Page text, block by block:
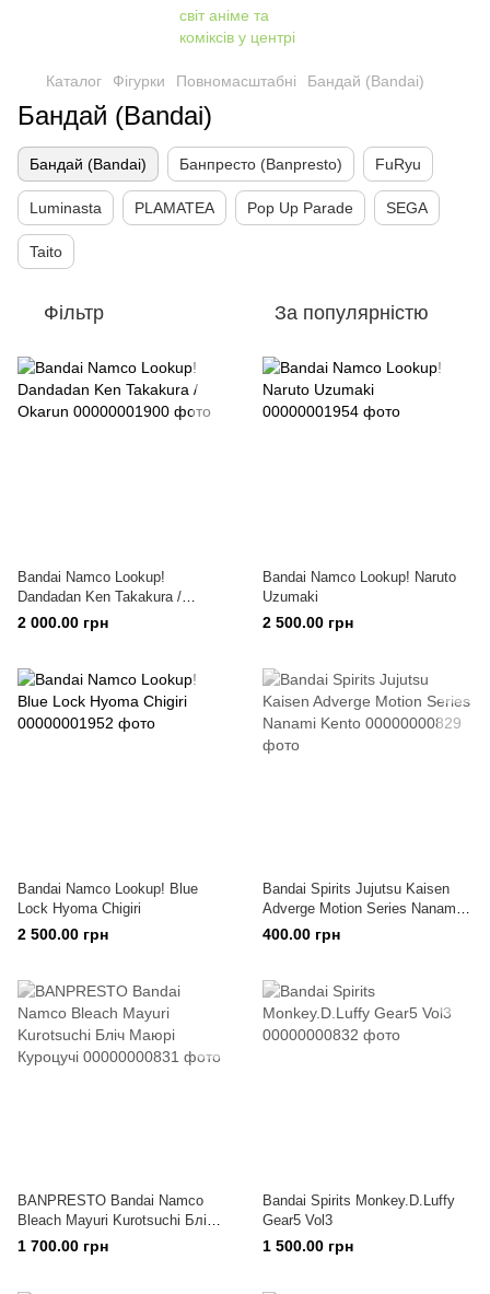
Каталог Фігурки Повномасштабні Бандай (Bandai)
Бандай (Bandai)
Бандай (Bandai) Банпресто (Banpresto) FuRyu
Luminasta PLAMATEA Pop Up Parade SEGA
Taito
Фільтр За популярністю
Bandai Namco Lookup!
Dandadan Ken Takakura /
Okarun
2 000.00 грн
Bandai Namco Lookup! Naruto
Uzumaki
2 500.00 грн
Bandai Namco Lookup! Blue
Lock Hyoma Chigiri
2 500.00 грн
Bandai Spirits Jujutsu Kaisen
Adverge Motion Series Nanami
Kento
400.00 грн
BANPRESTO Bandai Namco
Bleach Mayuri Kurotsuchi Бліч
Маюрі Куроцучі
1 700.00 грн
Bandai Spirits Monkey.D.Luffy
Gear5 Vol3
1 500.00 грн